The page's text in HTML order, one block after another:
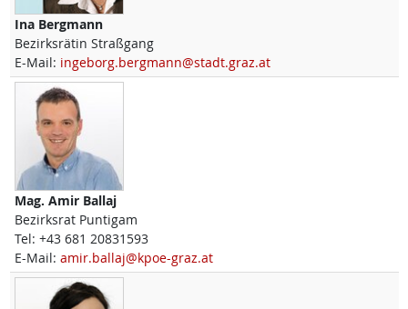
Ina Bergmann
Bezirksrätin Straßgang
E-Mail: ingeborg.bergmann@stadt.graz.at
Mag. Amir Ballaj
Bezirksrat Puntigam
Tel: +43 681 20831593
E-Mail: amir.ballaj@kpoe-graz.at